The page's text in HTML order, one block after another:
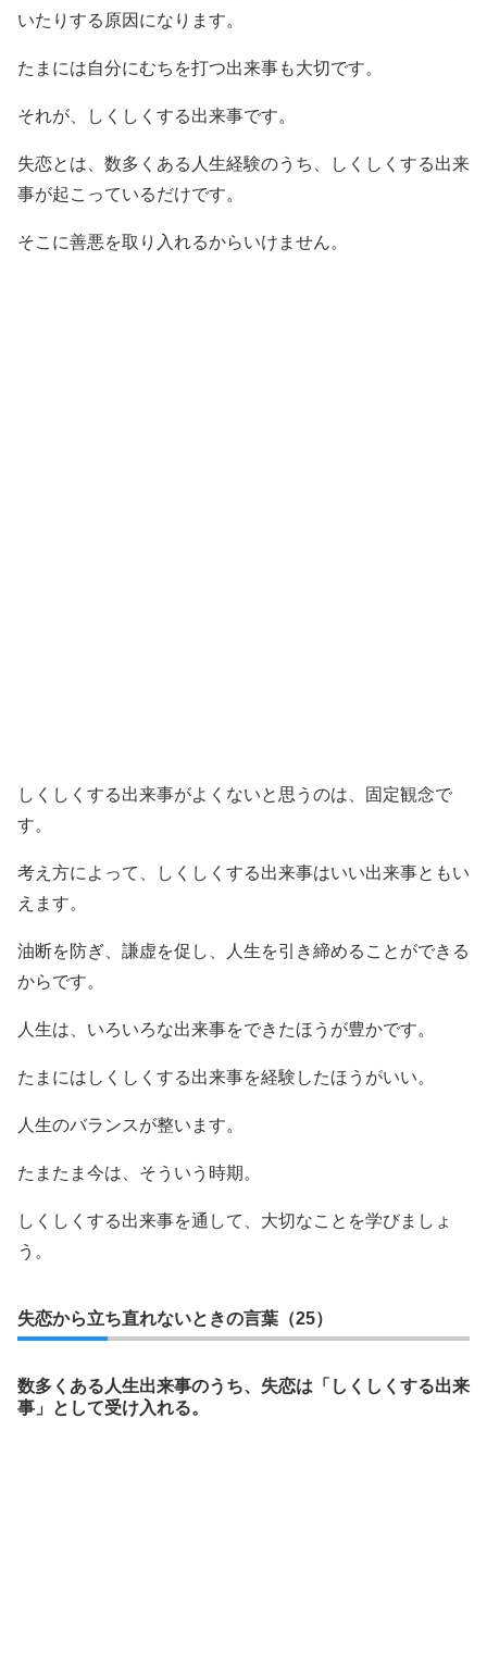
いたりする原因になります。
たまには自分にむちを打つ出来事も大切です。
それが、しくしくする出来事です。
失恋とは、数多くある人生経験のうち、しくしくする出来
事が起こっているだけです。
そこに善悪を取り入れるからいけません。
しくしくする出来事がよくないと思うのは、固定観念で
す。
考え方によって、しくしくする出来事はいい出来事ともい
えます。
油断を防ぎ、謙虚を促し、人生を引き締めることができる
からです。
人生は、いろいろな出来事をできたほうが豊かです。
たまにはしくしくする出来事を経験したほうがいい。
人生のバランスが整います。
たまたま今は、そういう時期。
しくしくする出来事を通して、大切なことを学びましょ
う。
失恋から立ち直れないときの言葉（25）
数多くある人生出来事のうち、失恋は「しくしくする出来
事」として受け入れる。